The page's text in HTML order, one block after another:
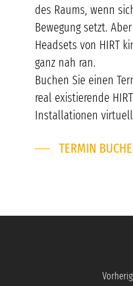
des Raums, wenn
Bewegung setzt.
Headsets von HIRT
ganz nah ran.
Buchen Sie einen
real existierende
Installationen
TERMIN